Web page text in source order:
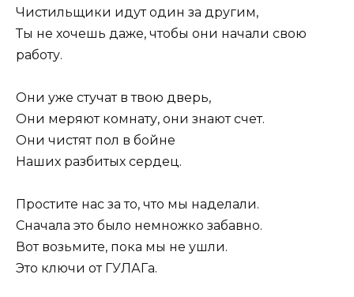
Чистильщики идут один за другим,
Ты не хочешь даже, чтобы они начали свою
работу.
Они уже стучат в твою дверь,
Они меряют комнату, они знают счет.
Они чистят пол в бойне
Наших разбитых сердец.
Простите нас за то, что мы наделали.
Сначала это было немножко забавно.
Вот возьмите, пока мы не ушли.
Это ключи от ГУЛАГа.